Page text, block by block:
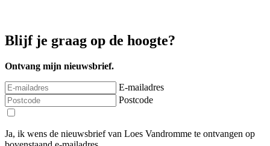
Blijf je graag op de hoogte?
Ontvang mijn nieuwsbrief.
E-mailadres
Postcode
Ja, ik wens de nieuwsbrief van Loes Vandromme te ontvangen op